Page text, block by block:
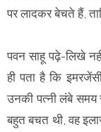
पर लादकर बेचते हैं,
पवन साहू पढ़े-लिखे
ही पता है कि
उनकी पत्नी लंबे समय
बहुत बचत थी, वह